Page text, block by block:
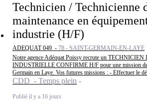
Technicien / Technicienne
maintenance en
industrie (H/F)
ADEQUAT 049 - 78 - SAINT-GERMAIN-EN-LAYE
Notre agence Adéquat Poissy recrute un
INDUSTRIELLE CONFIRME H/F pour une mission
Germain en Laye. Vos futures missions : - Effectuer le
CDD - Temps plein
Publié il y a 16 jours